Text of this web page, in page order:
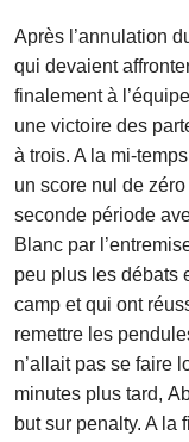
Après l’annulation
qui devaient
finalement à
une victoire des
à trois. A la mi-
un score nul de zéro
seconde période
Blanc par
peu plus les débats
camp et qui ont
remettre les
n’allait pas se faire
minutes plus tard,
but sur penalty. A la